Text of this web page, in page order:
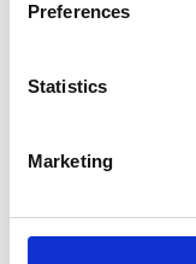
Preferences
Statistics
Marketing
Meer
Alle vragen en
formulier aan ons